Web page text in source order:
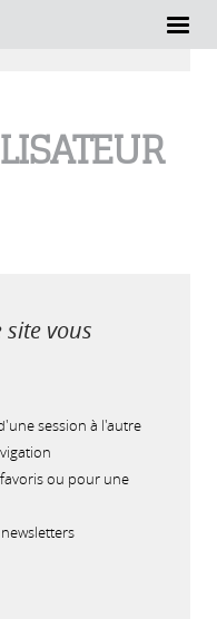
vous
session à l'autre
ou pour une